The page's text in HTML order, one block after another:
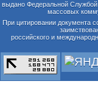
выдано Федеральной Службой
массовых
При цитировании документа
российского и